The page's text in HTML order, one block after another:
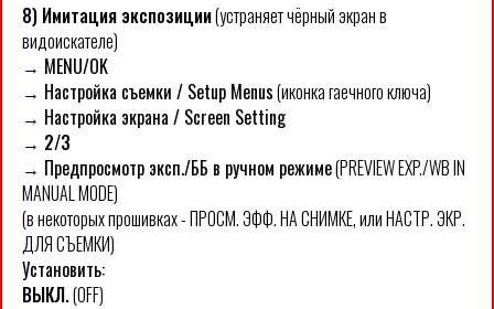
8) Имитация экспозиции(устраняет чёрный экран в
видоискателе)
→ MENU/OK
→ Настройка съемки / Setup Menus(иконка гаечного ключа)
→ Настройка экрана / Screen Setting
→ 2/3
→ Предпросмотр эксп./ББ в ручном режиме(PREVIEW EXP./WB IN
MANUAL MODE)
(в некоторых прошивках - ПРОСМ. ЭФФ. НА СНИМКЕ, или НАСТР. ЭКР.
ДЛЯ СЪЕМКИ)
Установить:
ВЫКЛ.(OFF)